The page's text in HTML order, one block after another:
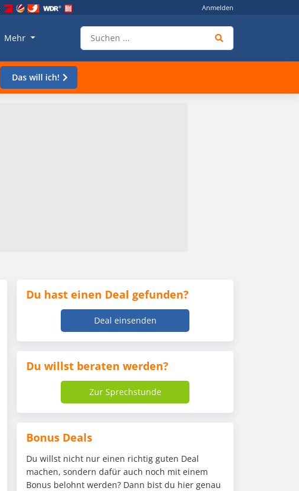
Anmelden
Mehr
Das will ich!
Du hast einen Deal gefunden?
Deal einsenden
Du willst beraten werden?
Zur Sprechstunde
Bonus Deals
Du willst nicht nur einen richtig guten Deal
machen, sondern dafür auch noch mit einem
Bonus belohnt werden? Dann bist du hier genau